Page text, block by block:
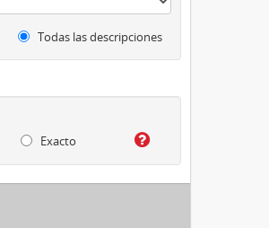
Todas las descripciones
Exacto